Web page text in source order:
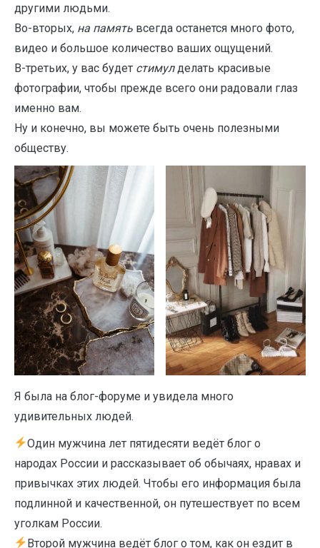
другими людьми.
Во-вторых, на память всегда останется много фото,
видео и большое количество ваших ощущений.
В-третьих, у вас будет стимулделать красивые
фотографии, чтобы прежде всего они радовали глаз
именно вам.
Ну и конечно, вы можете быть очень полезными
обществу.
Я была на блог-форуме и увидела много
удивительных людей.
Один мужчина лет пятидесяти ведёт блог о
народах России и рассказывает об обычаях, нравах и
привычках этих людей. Чтобы его информация была
подлинной и качественной, он путешествует по всем
уголкам России.
Второй мужчина ведёт блог о том, как он ездит в